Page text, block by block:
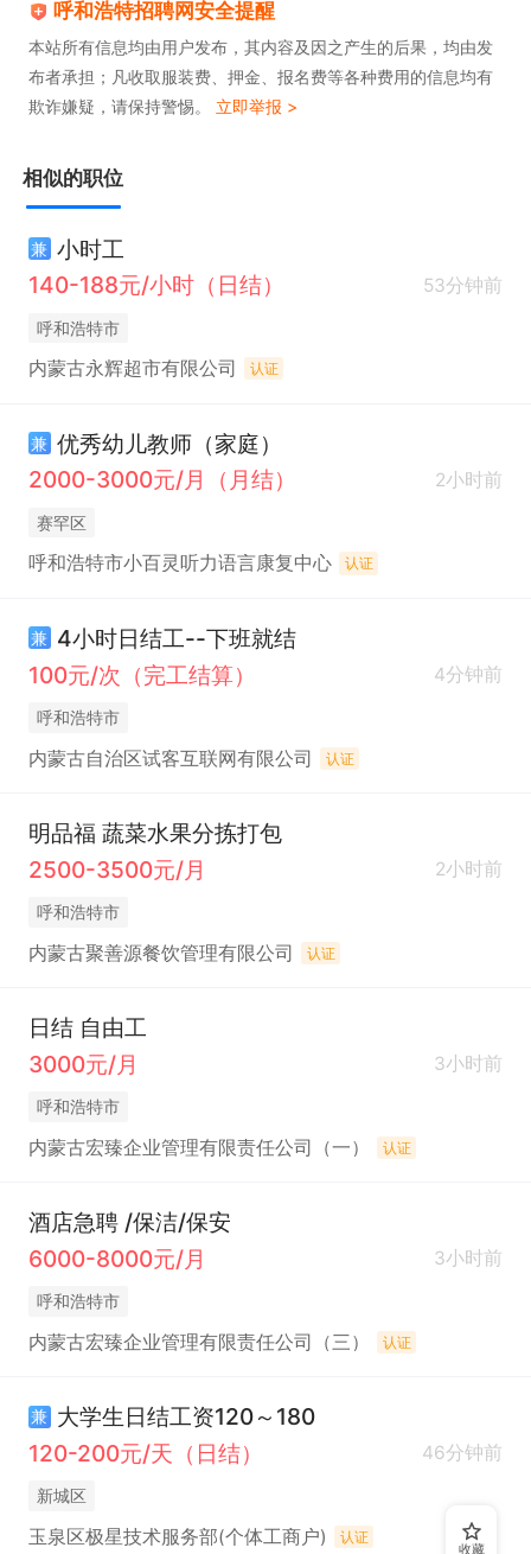
呼和浩特招聘网安全提醒
本站所有信息均由用户发布，其内容及因之产生的后果，均由发
布者承担；凡收取服装费、押金、报名费等各种费用的信息均有
欺诈嫌疑，请保持警惕。 立即举报 >
相似的职位
兼 小时工
140-188元/小时（日结）
53分钟前
呼和浩特市
内蒙古永辉超市有限公司 认证
兼 优秀幼儿教师（家庭）
2000-3000元/月（月结）
2小时前
赛罕区
呼和浩特市小百灵听力语言康复中心 认证
兼 4小时日结工--下班就结
100元/次（完工结算）
4分钟前
呼和浩特市
内蒙古自治区试客互联网有限公司 认证
明品福 蔬菜水果分拣打包
2500-3500元/月
2小时前
呼和浩特市
内蒙古聚善源餐饮管理有限公司 认证
日结 自由工
3000元/月
3小时前
呼和浩特市
内蒙古宏臻企业管理有限责任公司（一） 认证
酒店急聘 /保洁/保安
6000-8000元/月
3小时前
呼和浩特市
内蒙古宏臻企业管理有限责任公司（三） 认证
兼 大学生日结工资120～180
120-200元/天（日结）
46分钟前
新城区
玉泉区极星技术服务部(个体工商户) 认证
收藏